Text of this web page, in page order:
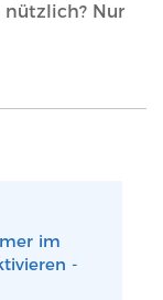
nützlich? Nur
im
-